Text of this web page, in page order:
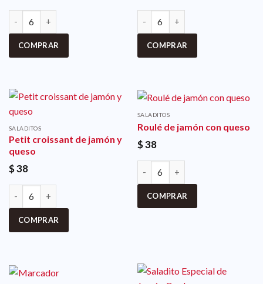
COMPRAR COMPRAR
SALADITOS
Petit croissant de jamón y
queso
$38
COMPRAR
SALADITOS
Roulé de jamón con queso
$38
COMPRAR